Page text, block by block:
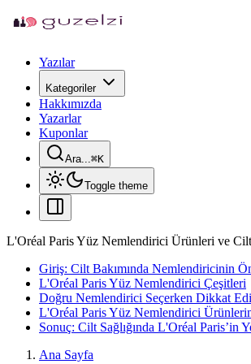
Yazılar
Kategoriler
Hakkımızda
Yazarlar
Kuponlar
Ara...⌘K
Toggle theme
L'Oréal Paris Yüz Nemlendirici Ürünleri ve
Giriş: Cilt Bakımında Nemlendiricinin
L'Oréal Paris Yüz Nemlendirici Çeşitleri
Doğru Nemlendirici Seçerken Dikkat
L'Oréal Paris Yüz Nemlendirici
Sonuç: Cilt Sağlığında L'Oréal Paris’in
Ana Sayfa